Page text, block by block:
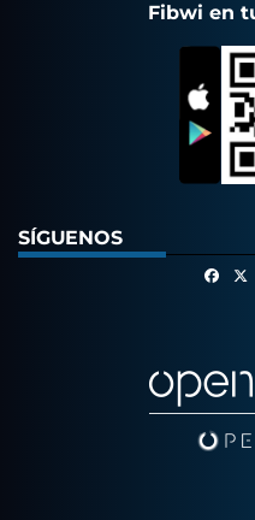
Fibwi en
SÍGUENOS